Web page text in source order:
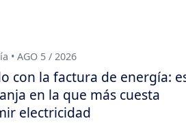
• AGO 5 / 2026
con la factura de energía:
en la que más cuesta
electricidad